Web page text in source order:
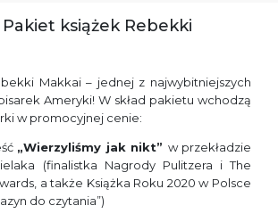
Pakiet książek Rebekki
Makkai – jednej z najwybitniejszych
Ameryki! W skład pakietu wchodzą
w promocyjnej cenie:
„Wierzyliśmy jak nikt” w przekładzie
(finalistka Nagrody Pulitzera i The
a także Książka Roku 2020 w Polsce
do czytania”)